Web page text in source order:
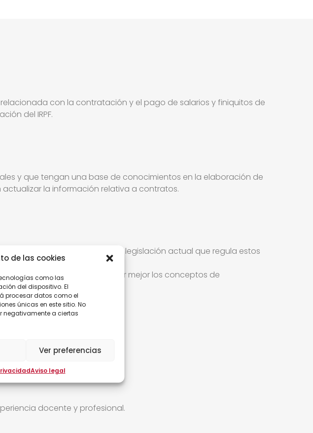
de las cookies
como las
del dispositivo. El
procesar datos como el
únicas en este sitio. No
negativamente a ciertas
Ver preferencias
Aviso legal
con la contratación y el pago de salarios y finiquitos de
del IRPF.
y que tengan una base de conocimientos en la elaboración de
la información relativa a contratos.
en especie, etc.) y conocer la legislación actual que regula estos
antiguos para comprender mejor los conceptos de
docente y profesional.